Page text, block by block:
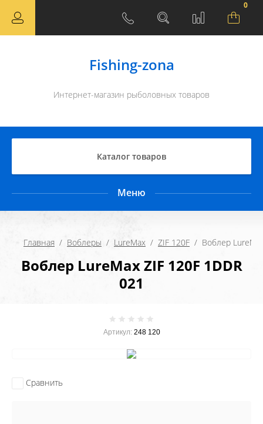
0
Fishing-zona
Интернет-магазин рыболовных товаров
Каталог товаров
Меню
Главная
  /
Воблеры
  /
LureMax
  /
ZIF 120F
/  Воблер
Воблер LureMax ZIF 120F 1DDR
021
Артикул:248 120
Сравнить